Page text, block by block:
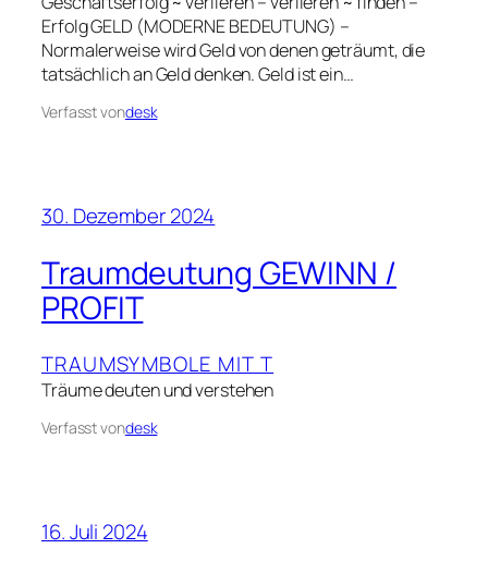
Erfolg GELD (MODERNE BEDEUTUNG) –
Normalerweise wird Geld von denen geträumt, die
tatsächlich an Geld denken. Geld ist ein…
Verfasst vondesk
30. Dezember 2024
Traumdeutung GEWINN /
PROFIT
TRAUMSYMBOLE MIT T
Träume deuten und verstehen
Verfasst vondesk
16. Juli 2024